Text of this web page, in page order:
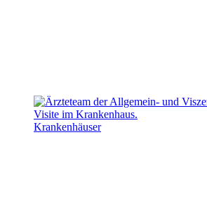
Krankenhäuser